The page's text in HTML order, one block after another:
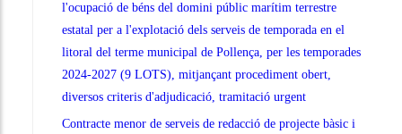
l'ocupació de béns del domini públic marítim terrestre
estatal per a l'explotació dels serveis de temporada en el
litoral del terme municipal de Pollença, per les temporades
2024-2027 (9 LOTS), mitjançant procediment obert,
diversos criteris d'adjudicació, tramitació urgent
Contracte menor de serveis de redacció de projecte bàsic i